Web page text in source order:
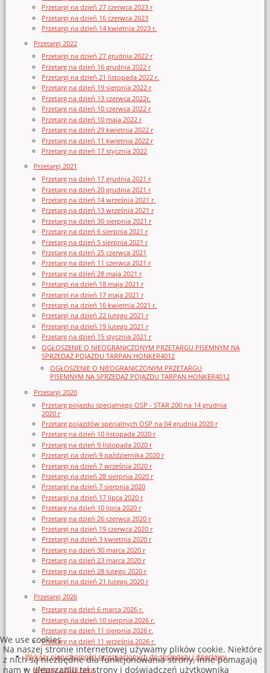
Przetargi na dzień 27 czerwca 2023 r
Przetargi na dzień 16 czerwca 2023
Przetargi na dzień 14 kwietnia 2023 r.
Przetargi 2022
Przetargi na dzień 27 grudnia 2022 r
Przetarg na dzień 16 grudnia 2022 r
Przetargi na dzień 21 listopada 2022 r.
Przetarg na dzień 19 sierpnia 2022 r
Przetarg na dzień 13 czerwca 2022r.
Przetarg na dzień 10 czerwca 2022 r
Przetarg na dzień 10 maja 2022 r
Przetarg na dzień 29 kwietnia 2022 r
Przetarg na dzień 11 kwietnia 2022 r
Przetarg na dzień 17 stycznia 2022
Przetargi 2021
Przetarg na dzień 17 grudnia 2021 r
Przetarg na dzień 20 grudnia 2021 r
Przetarg na dzień 14 września 2021 r.
Przetarg na dzień 13 września 2021 r
Przetarg na dzień 30 sierpnia 2021 r
Przetarg na dzień 6 sierpnia 2021 r
Przetarg na dzień 5 sierpnia 2021 r
Przetarg na dzień 25 czerwca 2021
Przetarg na dzień 11 czerwca 2021 r
Przetarg na dzień 28 maja 2021 r
Przetargi na dzień 18 maja 2021 r
Przetargi na dzień 17 maja 2021 r
Przetargi na dzień 16 kwietnia 2021 r.
Przetargi na dzień 22 lutego 2021 r
Przetargi na dzień 19 lutego 2021 r
Przetarg na dzień 15 stycznia 2021 r
OGŁOSZENIE O NIEOGRANICZONYM PRZETARGU PISEMNYM NA
SPRZEDAŻ POJAZDU TARPAN HONKER4012
OGŁOSZENIE O NIEOGRANICZONYM PRZETARGU
PISEMNYM NA SPRZEDAŻ POJAZDU TARPAN HONKER4012
Przetargi 2020
Przetarg pojazdu specjalnego OSP - STAR 200 na 14 grudnia
2020 r
Przetarg pojazdów specjalnych OSP na 04 grudnia 2020 r
Przetarg na dzień 10 listopada 2020 r
Przetarg na dzień 9 listopada 2020 r
Przetargi na dzień 9 października 2020 r
Przetargi na dzień 7 września 2020 r
Przetargi na dzień 28 sierpnia 2020 r
Przetargi na dzień 7 sierpnia 2020
Przetargi na dzień 17 lipca 2020 r
Przetarg na dzień 10 lipca 2020 r
Przetarg na dzień 26 czerwca 2020 r
Przetargi na dzień 19 czerwca 2020 r
Przetargi na dzień 3 kwietnia 2020 r
Przetarg na dzień 30 marca 2020 r
Przetarg na dzień 23 marca 2020 r
Przetarg na dzień 28 lutego 2020 r
Przetargi na dzień 21 lutego 2020 r
Przetargi 2026
Przetarg na dzień 6 marca 2026 r.
Przetargi na dzień 10 sierpnia 2026 r.
Przetarg na dzień 11 sierpnia 2026 r.
Przetarg na dzień 11 września 2026 r.
Wykazy nieruchomości przeznaczonych do sprzedaży i dzierżawy
Wykazy z 2026 roku
We use cookies
Na naszej stronie internetowej używamy plików cookie. Niektóre
z nich są niezbędne dla funkcjonowania strony, inne pomagają
nam w ulepszaniu tej strony i doświadczeń użytkownika